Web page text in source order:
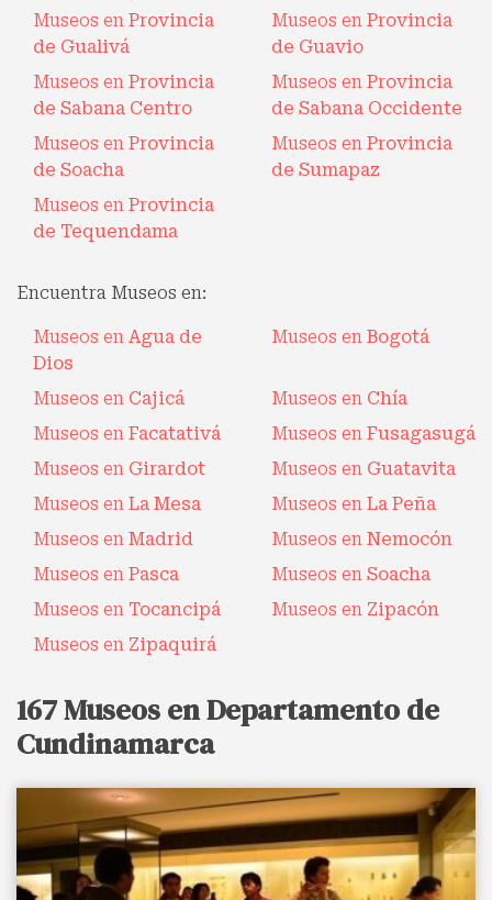
Museos en Provincia
de Gualivá
Museos en Provincia
de Guavio
Museos en Provincia
de Sabana Centro
Museos en Provincia
de Sabana Occidente
Museos en Provincia
de Soacha
Museos en Provincia
de Sumapaz
Museos en Provincia
de Tequendama
Encuentra Museos en:
Museos en Agua de
Dios
Museos en Bogotá
Museos en Cajicá Museos en Chía
Museos en Facatativá Museos en Fusagasugá
Museos en Girardot Museos en Guatavita
Museos en La Mesa Museos en La Peña
Museos en Madrid Museos en Nemocón
Museos en Pasca Museos en Soacha
Museos en Tocancipá Museos en Zipacón
Museos en Zipaquirá
167 Museos en Departamento de
Cundinamarca